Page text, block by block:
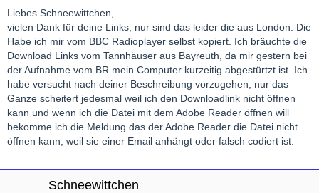
Liebes Schneewittchen,
vielen Dank für deine Links, nur sind das leider die aus London. Die
Habe ich mir vom BBC Radioplayer selbst kopiert. Ich bräuchte die
Download Links vom Tannhäuser aus Bayreuth, da mir gestern bei
der Aufnahme vom BR mein Computer kurzeitig abgestürtzt ist. Ich
habe versucht nach deiner Beschreibung vorzugehen, nur das
Ganze scheitert jedesmal weil ich den Downloadlink nicht öffnen
kann und wenn ich die Datei mit dem Adobe Reader öffnen will
bekomme ich die Meldung das der Adobe Reader die Datei nicht
öffnen kann, weil sie einer Email anhängt oder falsch codiert ist.
Schneewittchen